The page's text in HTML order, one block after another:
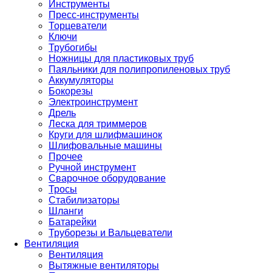
Инструменты
Пресс-инструменты
Торцеватели
Ключи
Трубогибы
Ножницы для пластиковых труб
Паяльники для полипропиленовых труб
Аккумуляторы
Бокорезы
Электроинструмент
Дрель
Леска для триммеров
Круги для шлифмашинок
Шлифовальные машины
Прочее
Ручной инструмент
Сварочное оборудование
Тросы
Стабилизаторы
Шланги
Батарейки
Труборезы и Вальцеватели
Вентиляция
Вентиляция
Вытяжные вентиляторы